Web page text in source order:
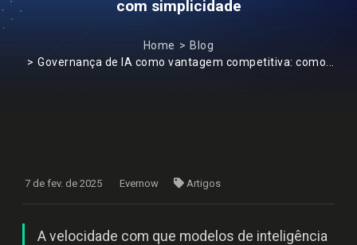
com simplicidade
Home
Blog
Governança de IA como vantagem competitiva: como...
7 de fev. de 2025 Evernow Artigos
A velocidade com que modelos de inteligência